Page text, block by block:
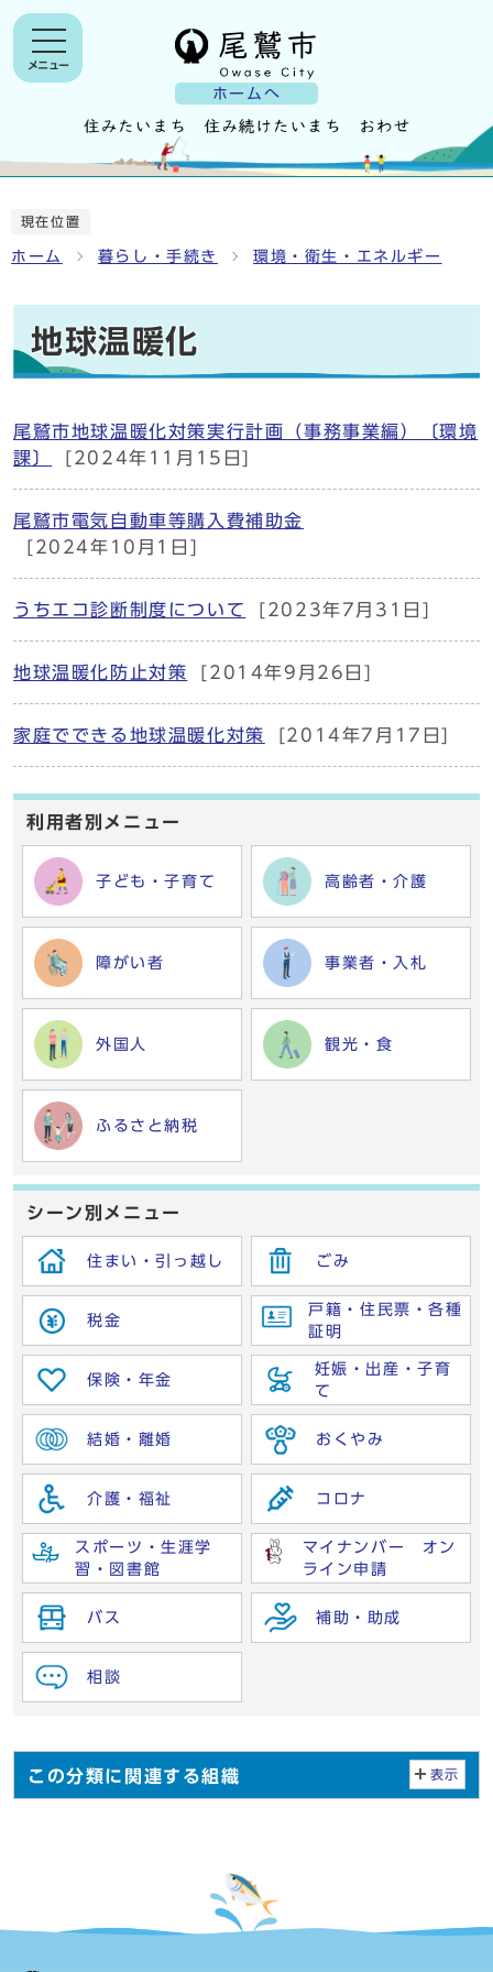
ホームへ
メニュー
現在位置
ホーム 暮らし・手続き 環境・衛生・エネルギー
地球温暖化
尾鷲市地球温暖化対策実行計画（事務事業編）〔環境
課〕
[2024年11月15日]
尾鷲市電気自動車等購入費補助金
[2024年10月1日]
うちエコ診断制度について [2023年7月31日]
地球温暖化防止対策 [2014年9月26日]
家庭でできる地球温暖化対策 [2014年7月17日]
利用者別メニュー
子ども・子育て 高齢者・介護
障がい者 事業者・入札
外国人 観光・食
ふるさと納税
シーン別メニュー
住まい・引っ越し ごみ
税金
戸籍・住民票・各種
証明
保険・年金
妊娠・出産・子育
て
結婚・離婚 おくやみ
介護・福祉 コロナ
スポーツ・生涯学
習・図書館
マイナンバー オン
ライン申請
バス 補助・助成
相談
この分類に関連する組織 表示